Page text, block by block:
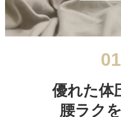
優れた体
腰ラク